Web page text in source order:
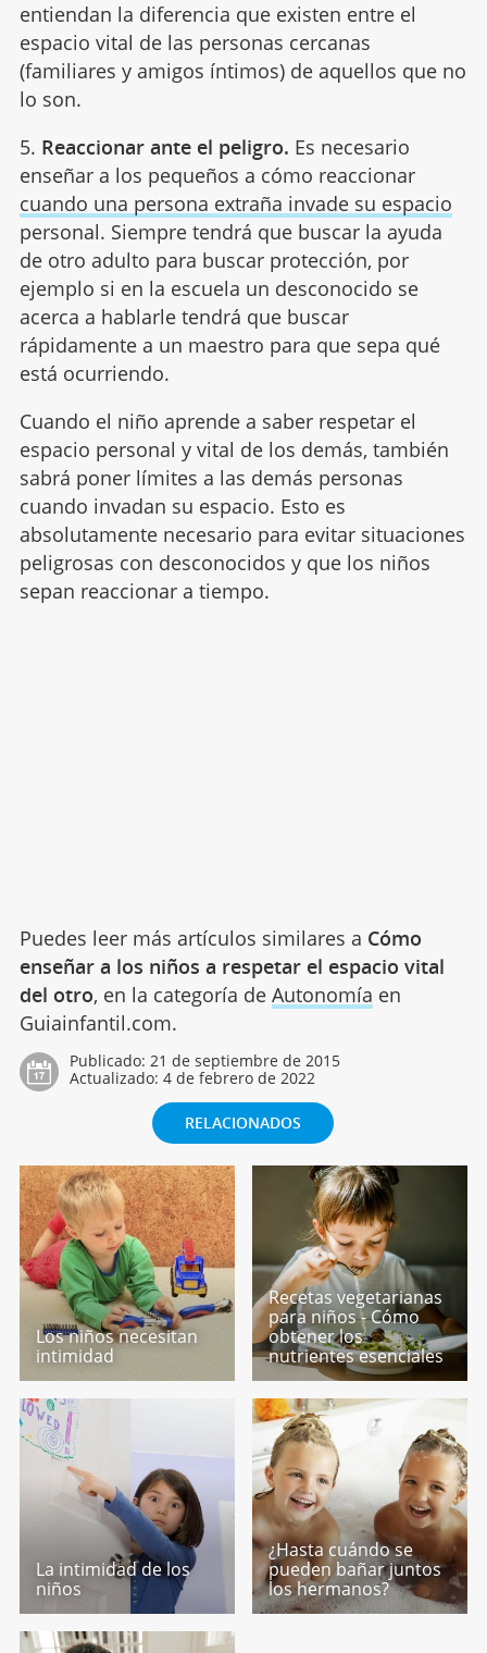
entiendan la diferencia que existen entre el
espacio vital de las personas cercanas
(familiares y amigos íntimos) de aquellos que no
lo son.
5. Reaccionar ante el peligro. Es necesario
enseñar a los pequeños a cómo reaccionar
cuando una persona extraña invade su espacio
personal. Siempre tendrá que buscar la ayuda
de otro adulto para buscar protección, por
ejemplo si en la escuela un desconocido se
acerca a hablarle tendrá que buscar
rápidamente a un maestro para que sepa qué
está ocurriendo.
Cuando el niño aprende a saber respetar el
espacio personal y vital de los demás, también
sabrá poner límites a las demás personas
cuando invadan su espacio. Esto es
absolutamente necesario para evitar situaciones
peligrosas con desconocidos y que los niños
sepan reaccionar a tiempo.
Puedes leer más artículos similares a Cómo
enseñar a los niños a respetar el espacio vital
del otro, en la categoría de Autonomía en
Guiainfantil.com.
Publicado: 21 de septiembre de 2015
Actualizado: 4 de febrero de 2022
RELACIONADOS
Los niños necesitan
intimidad
Recetas vegetarianas
para niños - Cómo
obtener los
nutrientes esenciales
La intimidad de los
niños
¿Hasta cuándo se
pueden bañar juntos
los hermanos?